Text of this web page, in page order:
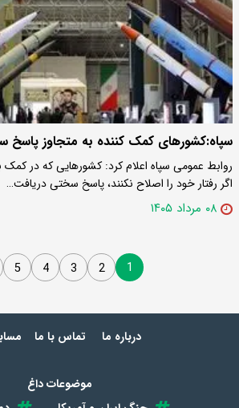
سپاه:کشورهای کمک کننده به متجاوز
روابط عمومی سپاه اعلام کرد: کشورهایی که در کمک
اگر رفتار خود را اصلاح نکنند، پاسخ سختی دریافت…
۰۸ مرداد ۱۴۰۵
1
2
3
4
5
درباره ما تماس با ما
موضوعات داغ